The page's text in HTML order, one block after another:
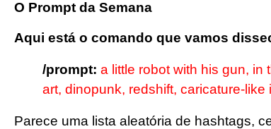
O Prompt da Semana
Aqui está o comando que vamos
/prompt: a little robot with his gun,
art, dinopunk, redshift, caricature-
Parece uma lista aleatória de hashtags,